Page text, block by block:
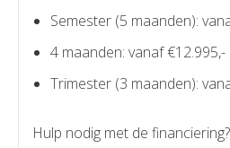
Semester (5 maanden):
4 maanden: vanaf €12.995,-
Trimester (3 maanden):
Hulp nodig met de